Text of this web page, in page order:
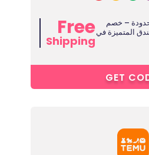
Free
Shipping
– خصم
المتميزة في
GET